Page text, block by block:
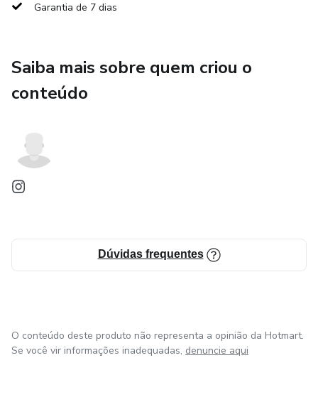
Garantia de 7 dias
Saiba mais sobre quem criou o
conteúdo
Dúvidas frequentes
O conteúdo deste produto não representa a opinião da Hotmart.
Se você vir informações inadequadas, denuncie aqui